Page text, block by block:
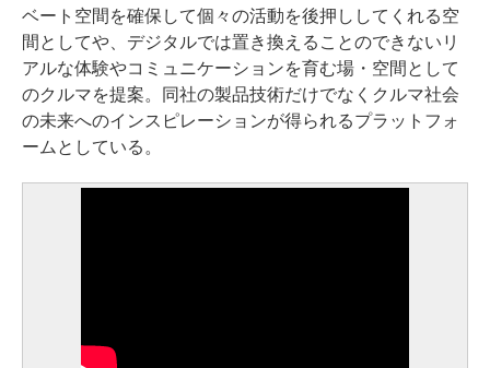
ベート空間を確保して個々の活動を後押ししてくれる空
間としてや、デジタルでは置き換えることのできないリ
アルな体験やコミュニケーションを育む場・空間として
のクルマを提案。同社の製品技術だけでなくクルマ社会
の未来へのインスピレーションが得られるプラットフォ
ームとしている。